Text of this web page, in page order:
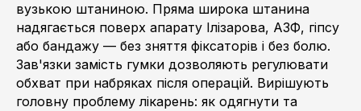
вузькою штаниною. Пряма широка штанина
надягається поверх апарату Ілізарова, АЗФ, гіпсу
або бандажу — без зняття фіксаторів і без болю.
Зав'язки замість гумки дозволяють регулювати
обхват при набряках після операцій. Вирішують
головну проблему лікарень: як одягнути та